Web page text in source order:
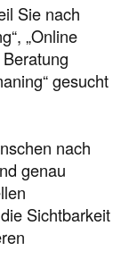
Sie nach
„Online
gesucht
nach
genau
Sichtbarkeit